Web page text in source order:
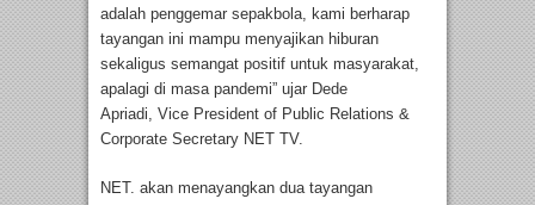
adalah penggemar sepakbola, kami berharap
tayangan ini mampu menyajikan hiburan
sekaligus semangat positif untuk masyarakat,
apalagi di masa pandemi” ujar Dede
Apriadi, Vice President of Public Relations &
Corporate Secretary NET TV.
NET. akan menayangkan dua tayangan